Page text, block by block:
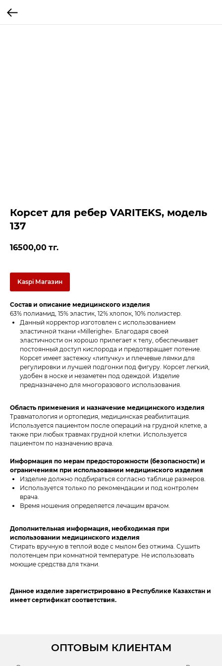
Корсет для ребер VARITEKS, модель
137
16500,00 тг.
Kaspi Магазин
Состав и описание медицинского изделия
63% полиамид, 15% эластик, 12% хлопок, 10% полиэстер.
Данный корректор изготовлен с использованием
эластичной ткани «Millerighe». Благодаря своей
эластичности он хорошо прилегает к телу, обеспечивает
постоянный доступ кислорода и предотвращает потение.
Корсет имеет застежку «липучку» и плечевые лямки для
регулировки и лучшей подгонки под фигуру. Корсет легкий,
удобен в носке и незаметен под одеждой. Изделие
предназначено для многоразового использования.
Область применения и назначение медицинского изделия
Травматология и ортопедия, медицинская реабилитация.
Используется пациентом после операций на грудной клетке, а
также при любых травмах грудной клетки. Используется
пациентом по назначению врача.
Информация по мерам предосторожности (безопасности) и
ограничениям при использовании медицинского изделия
Изделие должно подбираться согласно таблице размеров.
Используется только по рекомендации и под контролем
врача.
Время ношения определяется лечащим врачом.
Дополнительная информация, необходимая при
использовании медицинского изделия
Стирать вручную в теплой воде с мылом без отжима. Сушить
полотенцем при комнатной температуре. Не использовать
моющие средства для ткани.
Данное изделие зарегистрировано в Республике Казахстан и
имеет сертификат соответствия.
ОПТОВЫМ КЛИЕНТАМ